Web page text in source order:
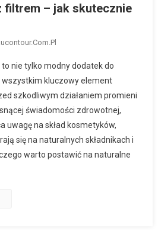
filtrem – jak skutecznie
nie tylko modny dodatek do
wszystkim kluczowy element
szkodliwym działaniem promieni
świadomości zdrowotnej,
uwagę na skład kosmetyków,
się na naturalnych składnikach i
warto postawić na naturalne